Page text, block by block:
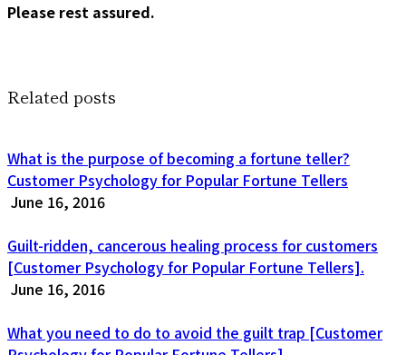
Please rest assured.
Related posts
What is the purpose of becoming a fortune teller?
Customer Psychology for Popular Fortune Tellers
June 16, 2016
Guilt-ridden, cancerous healing process for customers
[Customer Psychology for Popular Fortune Tellers].
June 16, 2016
What you need to do to avoid the guilt trap [Customer